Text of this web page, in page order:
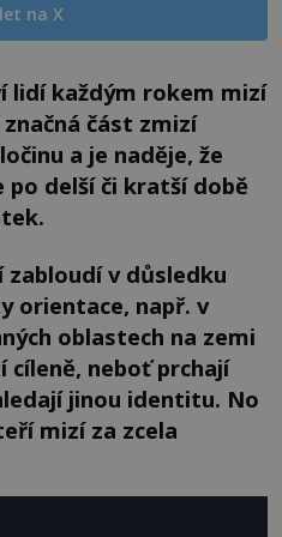
na X
lidí každým rokem mizí
část zmizí
a je naděje, že
po delší či kratší době
v důsledku
orientace, např. v
oblastech na zemi
neboť prchají
jinou identitu. No
mizí za zcela